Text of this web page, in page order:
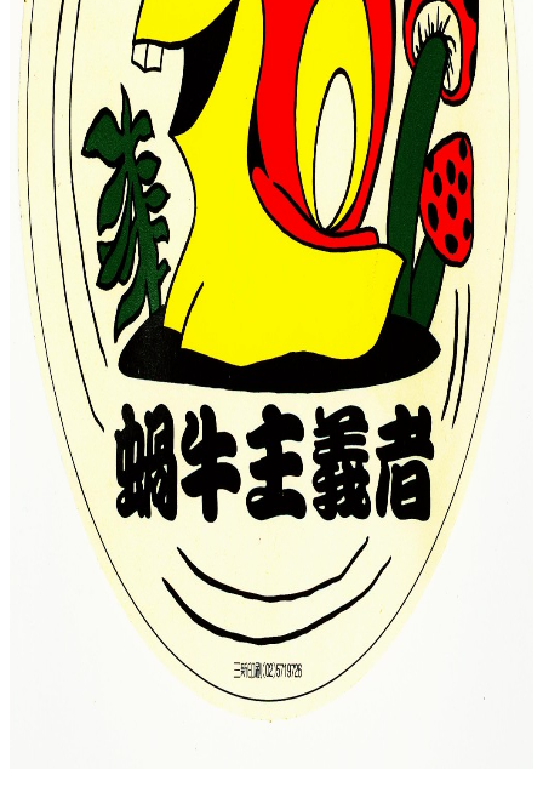
資
訊
課
與
成
果
學
術
實
踐